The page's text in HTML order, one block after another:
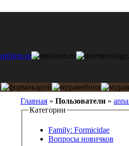
Главная » Пользователи »
Категории
Family: Formicidae
Вопросы новичков